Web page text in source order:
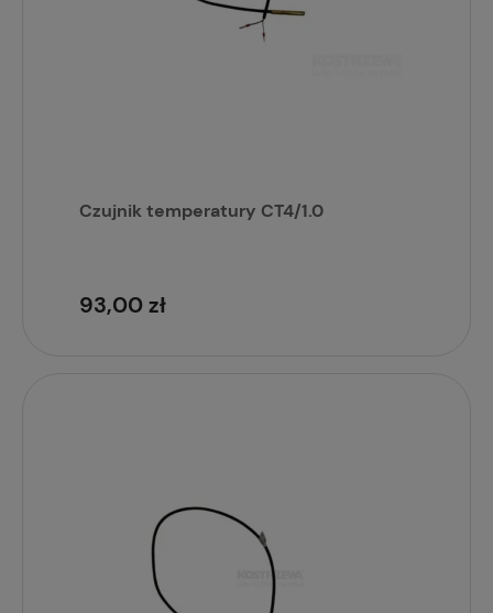
Czujnik temperatury CT4/1.0
93,00 zł